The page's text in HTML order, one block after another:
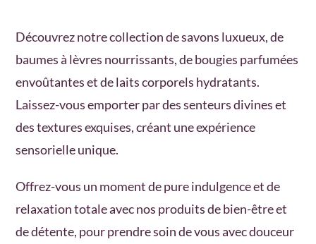
Découvrez notre collection de savons luxueux, de
baumes à lèvres nourrissants, de bougies parfumées
envoûtantes et de laits corporels hydratants.
Laissez-vous emporter par des senteurs divines et
des textures exquises, créant une expérience
sensorielle unique.
Offrez-vous un moment de pure indulgence et de
relaxation totale avec nos produits de bien-être et
de détente, pour prendre soin de vous avec douceur